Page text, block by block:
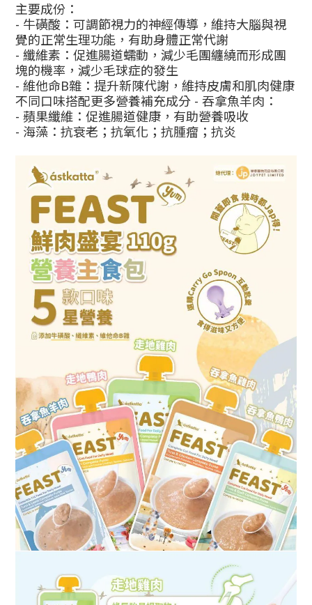
主要成份：
- 牛磺酸：可調節視力的神經傳導，維持大腦與視
覺的正常生理功能，有助身體正常代謝
- 纖維素：促進腸道蠕動，減少毛團纏繞而形成團
塊的機率，減少毛球症的發生
- 維他命B雜：提升新陳代謝，維持皮膚和肌肉健康
不同口味搭配更多營養補充成分 - 吞拿魚羊肉：
- 蘋果纖維：促進腸道健康，有助營養吸收
- 海藻：抗衰老；抗氧化；抗腫瘤；抗炎